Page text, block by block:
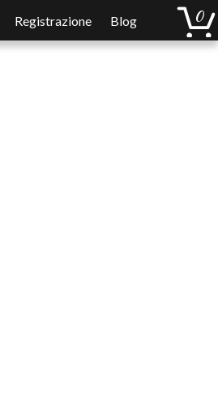
Registrazione Blog